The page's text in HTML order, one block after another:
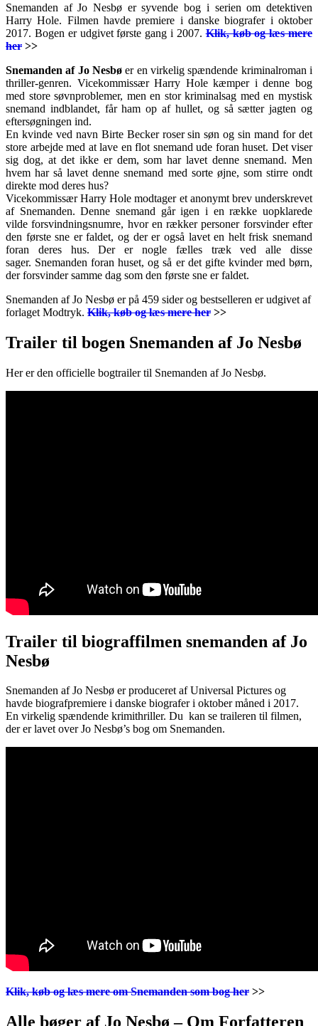
Snemanden af Jo Nesbø er syvende bog i serien om detektiven
Harry Hole. Filmen havde premiere i danske biografer i oktober
2017. Bogen er udgivet første gang i 2007. Klik, køb og læs mere
her >>
Snemanden af Jo Nesbø er en virkelig spændende kriminalroman i
thriller-genren. Vicekommissær Harry Hole kæmper i denne bog
med store søvnproblemer, men en stor kriminalsag med en mystisk
snemand indblandet, får ham op af hullet, og så sætter jagten og
eftersøgningen ind.
En kvinde ved navn Birte Becker roser sin søn og sin mand for det
store arbejde med at lave en flot snemand ude foran huset. Det viser
sig dog, at det ikke er dem, som har lavet denne snemand. Men
hvem har så lavet denne snemand med sorte øjne, som stirre ondt
direkte mod deres hus?
Vicekommissær Harry Hole modtager et anonymt brev underskrevet
af Snemanden. Denne snemand går igen i en række uopklarede
vilde forsvindningsnumre, hvor en rækker personer forsvinder efter
den første sne er faldet, og der er også lavet en helt frisk snemand
foran deres hus. Der er nogle fælles træk ved alle disse
sager. Snemanden foran huset, og så er det gifte kvinder med børn,
der forsvinder samme dag som den første sne er faldet.
Snemanden af Jo Nesbø er på 459 sider og bestselleren er udgivet af
forlaget Modtryk. Klik, køb og læs mere her >>
Trailer til bogen Snemanden af Jo Nesbø
Her er den officielle bogtrailer til Snemanden af Jo Nesbø.
Trailer til biograffilmen snemanden af Jo
Nesbø
Snemanden af Jo Nesbø er produceret af Universal Pictures og
havde biografpremiere i danske biografer i oktober måned i 2017.
En virkelig spændende krimithriller. Du kan se traileren til filmen,
der er lavet over Jo Nesbø’s bog om Snemanden.
Klik, køb og læs mere om Snemanden som bog her >>
Alle bøger af Jo Nesbø – Om Forfatteren